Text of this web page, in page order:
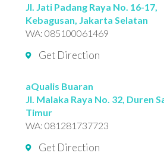
Jl. Jati Padang Raya No. 16-17,
Kebagusan, Jakarta Selatan
WA:085100061469
Get Direction
aQualis Buaran
Jl. Malaka Raya No. 32, Duren
Timur
WA:081281737723
Get Direction